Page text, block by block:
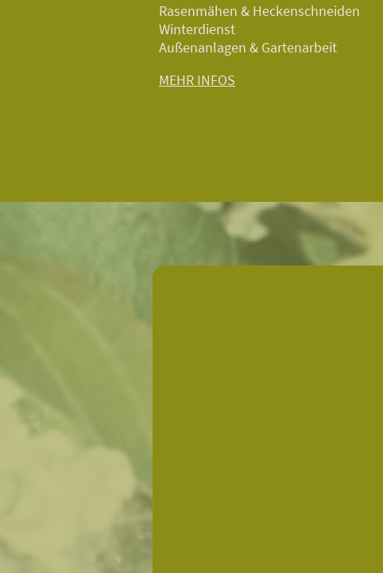
Rasenmähen & Heckenschneiden
Winterdienst
Außenanlagen & Gartenarbeit
MEHR INFOS